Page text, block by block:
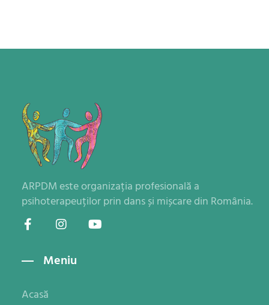
ARPDM este organizația profesională a
psihoterapeuților prin dans și mișcare din România.
Meniu
Acasă